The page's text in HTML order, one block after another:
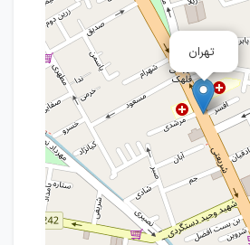
تهران